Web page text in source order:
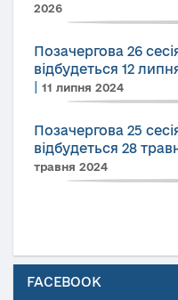
2026
Позачергова 26
відбудеться 12
11 липня 2024
Позачергова 25
відбудеться 28
травня 2024
FACEBOOK